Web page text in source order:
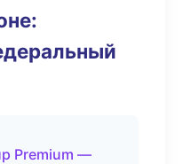
Premium —